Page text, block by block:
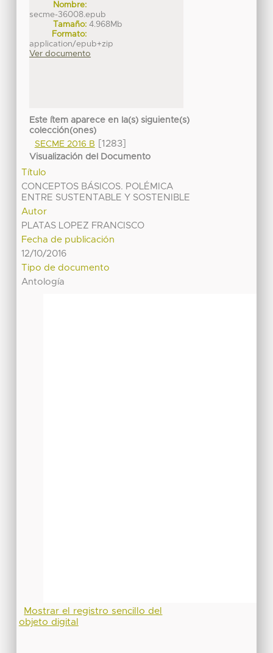
Nombre:
secme-36008.epub
Tamaño: 4.968Mb
Formato:
application/epub+zip
Ver documento
Este ítem aparece en la(s) siguiente(s)
colección(ones)
SECME 2016 B
[1283]
Visualización del Documento
Título
CONCEPTOS BÁSICOS. POLÉMICA
ENTRE SUSTENTABLE Y SOSTENIBLE
Autor
PLATAS LOPEZ FRANCISCO
Fecha de publicación
12/10/2016
Tipo de documento
Antología
Mostrar el registro sencillo del
objeto digital